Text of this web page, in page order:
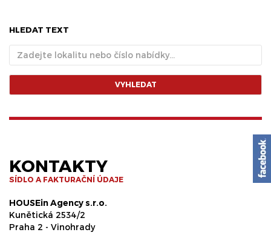
HLEDAT TEXT
VYHLEDAT
KONTAKTY
SÍDLO A FAKTURAČNÍ ÚDAJE
HOUSEin Agency s.r.o.
Kunětická 2534/2
Praha 2 - Vinohrady